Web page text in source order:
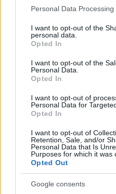
Personal Data
I want to opt-out of the
personal data.
Opted In
I want to opt-out of the
Personal Data.
Opted In
I want to opt-out of
Personal Data for
Opted In
I want to opt-out of
Retention, Sale, and/or
Personal Data that Is
Purposes for which it was
Opted Out
Google consents
Modena, ce ne sono
scoraggiare molti
dai diecimila studenti
ciclabili à gogo in quelle
pianura (nessuno vuole
Prive di adeguati
sotterranei, le nostre
cielo aperto. Togliere le
favorisce un flusso
inquinamento. Col
un traffico snello. Nel
strutturali dette –